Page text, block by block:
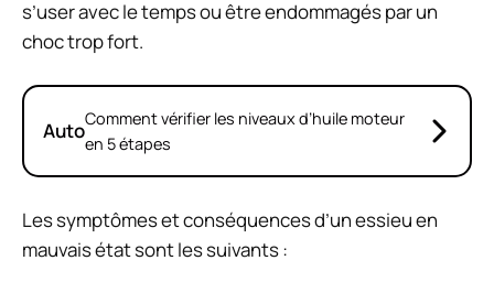
s’user avec le temps ou être endommagés par un
choc trop fort.
AutoComment vérifier les niveaux d’huile moteur
en 5 étapes
Les symptômes et conséquences d’un essieu en
mauvais état sont les suivants :